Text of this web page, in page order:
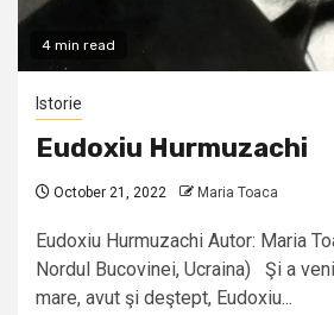
4 min read
Istorie
Eudoxiu Hurmuzachi
October 21, 2022 Maria Toaca
Eudoxiu Hurmuzachi Autor: Maria
Nordul Bucovinei, Ucraina) Şi a
mare, avut şi deştept, Eudoxiu...